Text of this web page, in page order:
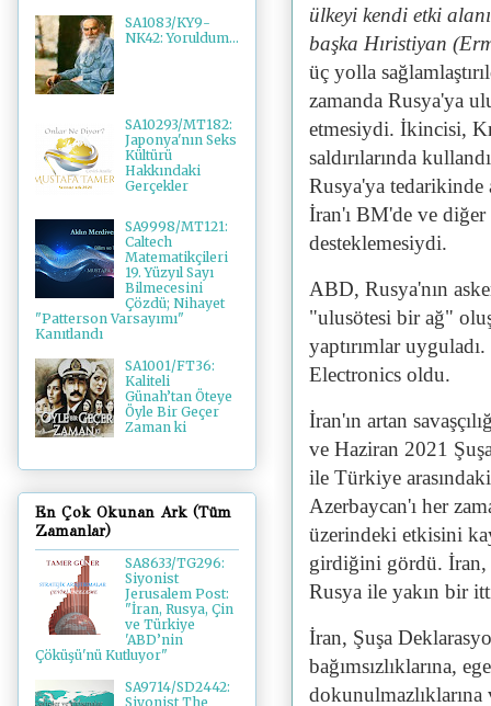
ülkeyi kendi etki
başka Hıristiyan
üç yolla
zamanda Rusya'ya
etmesiydi. İkincisi,
saldırılarında
Rusya'ya tedarikinde
İran'ı BM'de ve
desteklemesiydi.
ABD, Rusya'nın
"ulusötesi bir ağ"
yaptırımlar
Electronics oldu.
İran'ın artan
ve Haziran 2021
ile Türkiye
Azerbaycan'ı her
üzerindeki etkisini
girdiğini gördü. İran,
Rusya ile yakın bir
İran, Şuşa
bağımsızlıklarına,
dokunulmazlıklarına
SA1083/KY9-
NK42: Yoruldum...
SA10293/MT182:
Japonya'nın Seks
Kültürü
Hakkındaki
Gerçekler
SA9998/MT121:
Caltech
Matematikçileri
19. Yüzyıl Sayı
Bilmecesini
Çözdü; Nihayet
"Patterson Varsayımı"
Kanıtlandı
SA1001/FT36:
Kaliteli
Günah’tan Öteye
Öyle Bir Geçer
Zaman ki
En Çok Okunan Ark (Tüm
Zamanlar)
SA8633/TG296:
Siyonist
Jerusalem Post:
"İran, Rusya, Çin
ve Türkiye
'ABD’nin
Çöküşü'nü Kutluyor"
SA9714/SD2442:
Siyonist The